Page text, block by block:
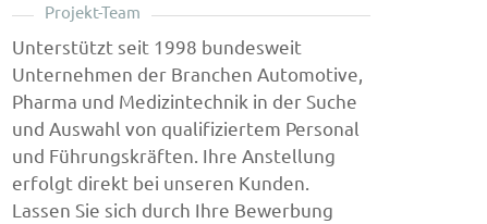
Projekt-Team
Unterstützt seit 1998 bundesweit
Unternehmen der Branchen Automotive,
Pharma und Medizintechnik in der Suche
und Auswahl von qualifiziertem Personal
und Führungskräften. Ihre Anstellung
erfolgt direkt bei unseren Kunden.
Lassen Sie sich durch Ihre Bewerbung